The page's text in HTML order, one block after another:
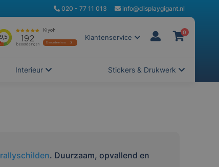
020 - 77 11 013 info@displaygigant.nl
Klantenservice
0
Interieur Stickers & Drukwerk
rallyschilden. Duurzaam, opvallend en